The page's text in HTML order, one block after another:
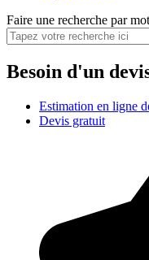
Faire une recherche par
Besoin d'un
Estimation en ligne
Devis gratuit